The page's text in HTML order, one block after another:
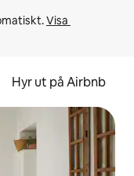
Visa
Hyr ut på Airbnb